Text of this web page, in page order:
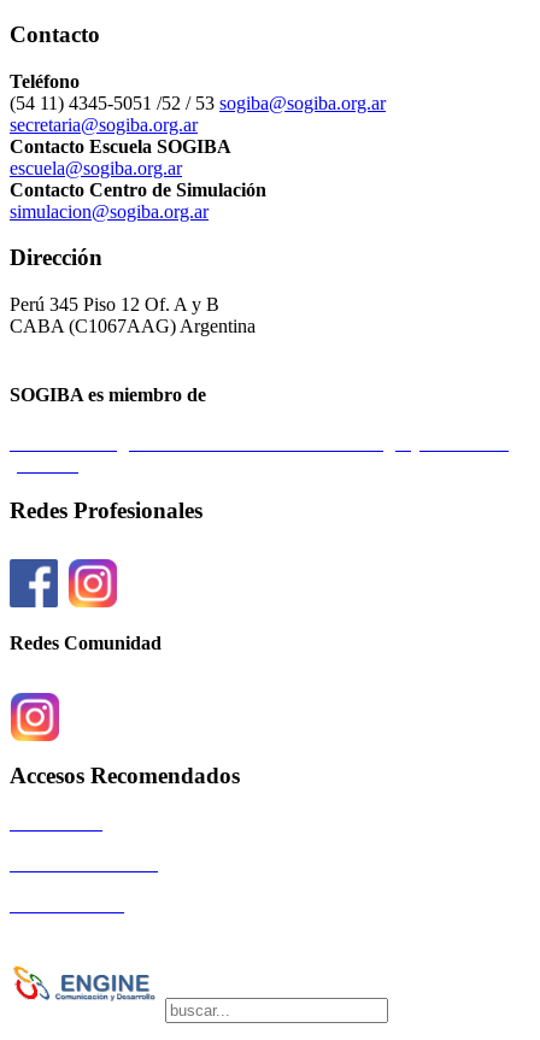
Contacto
Teléfono
(54 11) 4345-5051 /52 / 53 sogiba@sogiba.org.ar
secretaria@sogiba.org.ar
Contacto Escuela SOGIBA
escuela@sogiba.org.ar
Contacto Centro de Simulación
simulacion@sogiba.org.ar
Dirección
Perú 345 Piso 12 Of. A y B
CABA (C1067AAG) Argentina
SOGIBA es miembro de
Redes Profesionales
Redes Comunidad
Accesos Recomendados